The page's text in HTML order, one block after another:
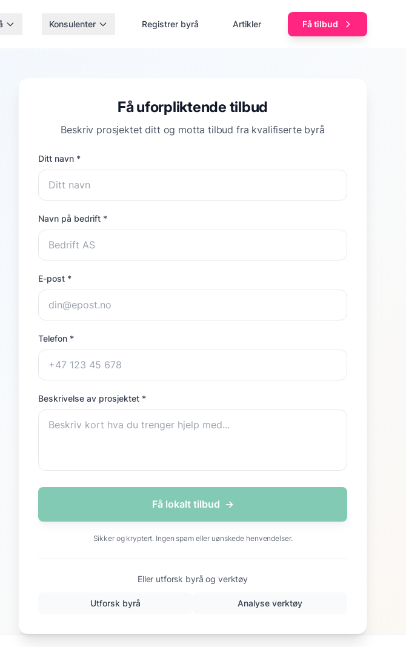
Konsulenter Registrer byrå Artikler Få tilbud
Få uforpliktende tilbud
Beskriv prosjektet ditt og motta tilbud fra kvalifiserte byrå
Ditt navn *
Navn på bedrift *
E-post *
Telefon *
Beskrivelse av prosjektet *
Få lokalt tilbud →
Sikker og kryptert. Ingen spam eller uønskede henvendelser.
Eller utforsk byrå og verktøy
Utforsk byrå Analyse verktøy